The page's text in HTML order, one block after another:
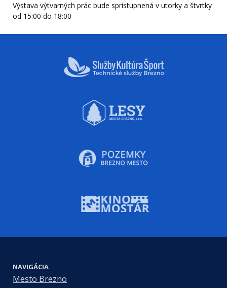
Výstava výtvarných prác bude sprístupnená v utorky a štvrtky
od 15:00 do 18:00
NAVIGÁCIA
Mesto Brezno